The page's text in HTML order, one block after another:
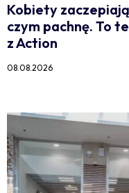
Kobiety
czym pachnę. To
z Action
08.08.2026